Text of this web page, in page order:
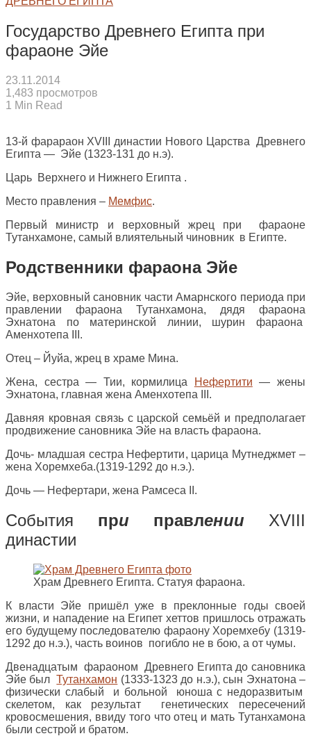
Государство Древнего Египта при
фараоне Эйе
23.11.2014
1,483 просмотров
1 Min Read
13-й фарараон XVIII династии Нового Царства Древнего
Египта — Эйе (1323-131 до н.э).
Царь Верхнего и Нижнего Египта .
Место правления – Мемфис.
Первый министр и верховный жрец при фараоне
Тутанхамоне, самый влиятельный чиновник в Египте.
Родственники фараона Эйе
Эйе, верховный сановник части Амарнского периода при
правлении фараона Тутанхамона, дядя фараона
Эхнатона по материнской линии, шурин фараона
Аменхотепа III.
Отец – Йуйа, жрец в храме Мина.
Жена, сестра — Тии, кормилица
Нефертити — жены
Эхнатона, главная жена Аменхотепа III.
Давняя кровная связь с царской семьёй и предполагает
продвижение сановника Эйе на власть фараона.
Дочь- младшая сестра Нефертити, царица Мутнеджмет –
жена Хоремхеба.(1319-1292 до н.э.).
Дочь — Нефертари, жена Рамсеса II.
События при правлении XVIII
династии
Храм Древнего Египта. Статуя фараона.
К власти Эйе пришёл уже в преклонные годы своей
жизни, и нападение на Египет хеттов пришлось отражать
его будущему последователю фараону Хоремхебу (1319-
1292 до н.э.), часть воинов погибло не в бою, а от чумы.
Двенадцатым фараоном Древнего Египта до сановника
Эйе былТутанхамон (1333-1323 до н.э.), сын Эхнатона –
физически слабый и больной юноша с недоразвитым
скелетом, как результат генетических пересечений
кровосмешения, ввиду того что отец и мать Тутанхамона
были сестрой и братом.